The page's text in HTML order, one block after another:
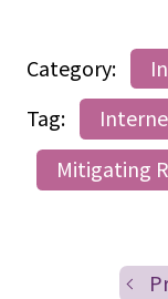
Category:
Tag:
Mitigating